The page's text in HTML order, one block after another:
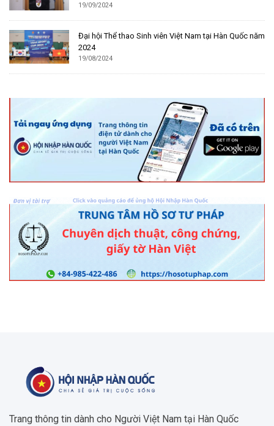
19/09/2024
Đại hội Thể thao Sinh viên Việt Nam tại Hàn Quốc năm
2024
19/08/2024
Trang thông tin dành cho Người Việt Nam tại Hàn Quốc